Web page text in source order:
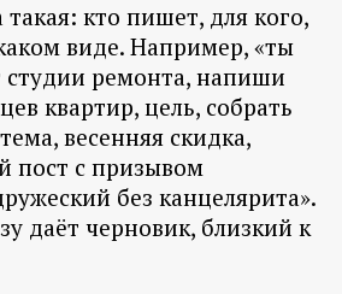
кто пишет, для кого,
виде. Например, «ты
студии ремонта, напиши
квартир, цель, собрать
весенняя скидка,
пост с призывом
без канцелярита».
даёт черновик, близкий к